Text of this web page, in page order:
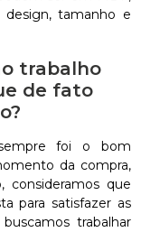
tamanho e
trabalho
de fato
foi o bom
da compra,
que
para satisfazer as
trabalhar